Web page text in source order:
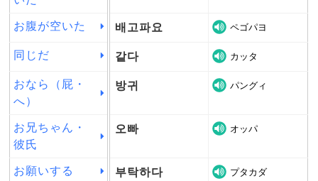
お腹が空いた 배고파요 ペゴパヨ
同じだ 같다 カッタ
おなら（屁・
へ）
방귀 パングィ
お兄ちゃん・
彼氏
오빠 オッパ
お願いする 부탁하다 プタカダ